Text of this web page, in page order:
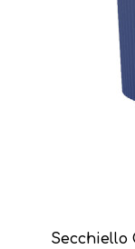
Secchiello